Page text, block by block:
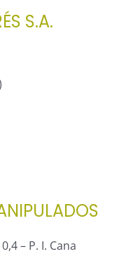
S.A.
– P. I. Cana